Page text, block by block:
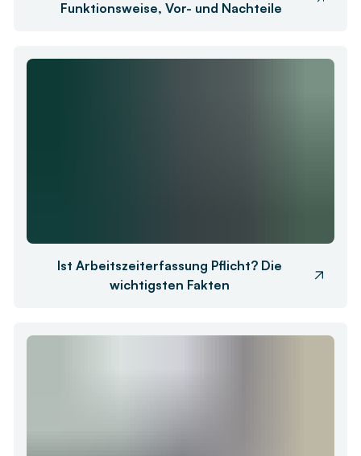
Funktionsweise, Vor- und Nachteile
Ist Arbeitszeiterfassung Pflicht? Die
wichtigsten Fakten